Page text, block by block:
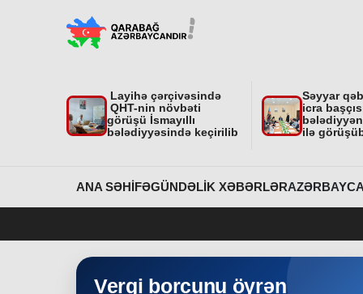
Layihə çərçivəsində
QHT-nin növbəti
görüşü İsmayıllı
bələdiyyəsində keçirilib
Səyyar
icra
ilə
ANA SƏHIFƏGÜNDƏLIK XƏBƏRLƏR
Vergi borcunu öyrən
edir
Dövlət Xidmətinin açıqlaması niyə çoxsaylı
suallar yaratdı
Məhkəmə prosesi ilə bağlı yerində baxış